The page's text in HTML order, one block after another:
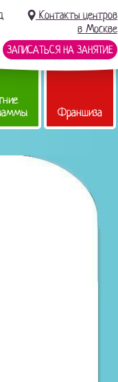
Контакты центров
в Москве
ЗАПИСАТЬСЯ НА ЗАНЯТИЕ
Франшиза